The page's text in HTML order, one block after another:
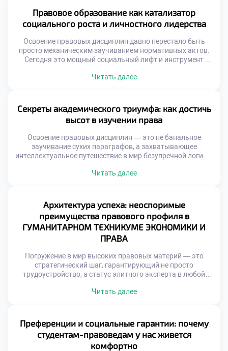
происходящих процессов. Именно поэтому осознанное
обучение в московском техникуме становится тем самым
надежным компасом, который помогает абитуриентам не
Правовое образование как катализатор
социального роста и личностного лидерства
Освоение правовых дисциплин давно перестало быть
просто механическим заучиванием нормативных актов.
Сегодня это мощный социальный лифт и инструмент
личность, так и общество в целом. В эпоху глобализации
личностного и общественного прогресса, и качественное
обучение в московском техникуме выступает здесь […]
Читать далее
Секреты академического триумфа: как достичь
высот в изучении права
Освоение правовых дисциплин — это не банальное
заучивание сухих параграфов, а захватывающее
интеллектуальное путешествие в мир безупречной логики,
мечтающие о триумфе в профессии, неизбежно
московском техникуме становится тем самым надежным
компасом, который помогает будущим экспертам
эффективно овладевать сложными […]
Читать далее
Архитектура успеха: неоспоримые
преимущества правового профиля в
ГУМАНИТАРНОМ ТЕХНИКУМЕ ЭКОНОМИКИ И
ПРАВА
Погружение в мир высоких правовых материй — это
стратегический шаг, гарантирующий не просто
трудоустройство, а статус элитного эксперта в любой
законотворчества, судебной практики и международных
любой сложности. Именно поэтому продуманное
обучение в московском техникуме становится тем самым
надежным трамплином, […]
Читать далее
Преференции и социальные гарантии: почему
студентам-правоведам у нас живется
комфортно